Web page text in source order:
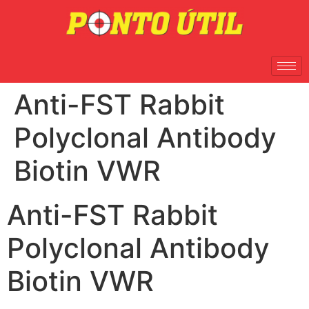
Anti-FST Rabbit
Polyclonal Antibody
Biotin VWR
Anti-FST Rabbit
Polyclonal Antibody
Biotin VWR